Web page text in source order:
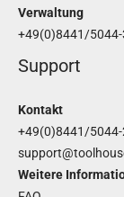
Verwaltung
+49(0)8441/5044-
Support
Kontakt
+49(0)8441/
Weitere